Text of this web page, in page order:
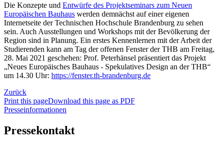
Die Konzepte und Entwürfe des Projektseminars zum Neuen
Europäischen Bauhaus werden demnächst auf einer eigenen
Internetseite der Technischen Hochschule Brandenburg zu sehen
sein. Auch Ausstellungen und Workshops mit der Bevölkerung der
Region sind in Planung. Ein erstes Kennenlernen mit der Arbeit der
Studierenden kann am Tag der offenen Fenster der THB am Freitag,
28. Mai 2021 geschehen: Prof. Peterhänsel präsentiert das Projekt
„Neues Europäisches Bauhaus - Spekulatives Design an der THB“
um 14.30 Uhr: https://fenster.th-brandenburg.de
Zurück
Print this pageDownload this page as PDF
Presseinformationen
Pressekontakt